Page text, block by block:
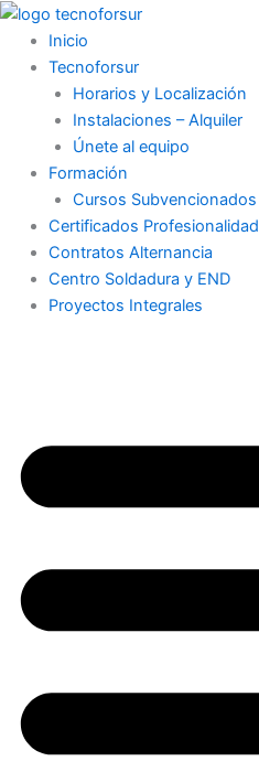
Ir
contenido
Inicio
Tecnoforsur
Horarios y Localización
Instalaciones – Alquiler
Únete al equipo
Formación
Cursos Subvencionados
Certificados Profesionalidad
Contratos Alternancia
Centro Soldadura y END
Proyectos Integrales